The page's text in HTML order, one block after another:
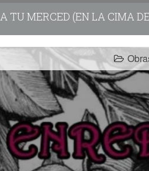
A TU MERCED (EN LA CIMA